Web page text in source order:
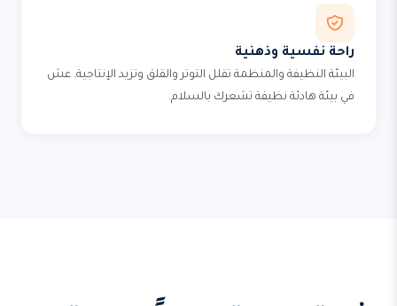
راحة نفسية وذهنية
البيئة النظيفة والمنظمة تقلل التوتر والقلق وتزيد الإنتاجية. عش
في بيئة هادئة نظيفة تشعرك بالسلام.